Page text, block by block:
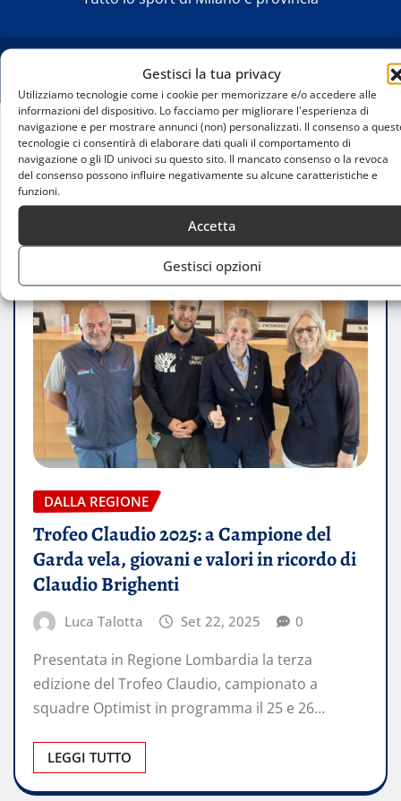
Gestisci la tua privacy
Utilizziamo tecnologie come i cookie per memorizzare e/o accedere alle
informazioni del dispositivo. Lo facciamo per migliorare l'esperienza di
navigazione e per mostrare annunci (non) personalizzati. Il consenso a
tecnologie ci consentirà di elaborare dati quali il comportamento di
navigazione o gli ID univoci su questo sito. Il mancato consenso o la revoca
del consenso possono influire negativamente su alcune caratteristiche e
funzioni.
Accetta
Gestisci opzioni
Home
Trofeo Claudio 2025: a Campione del Garda vela,
giovani e valori in ricordo di Claudio Brighenti
DALLA REGIONE
Trofeo Claudio 2025: a Campione del
Garda vela, giovani e valori in ricordo di
Claudio Brighenti
Luca Talotta Set 22, 2025 0
Presentata in Regione Lombardia la terza
edizione del Trofeo Claudio, campionato a
squadre Optimist in programma il 25 e 26…
LEGGI TUTTO